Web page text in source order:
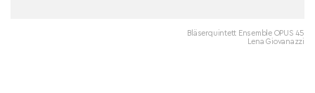
Bläserquintett Ensemble OPUS 45
Lena Giovanazzi